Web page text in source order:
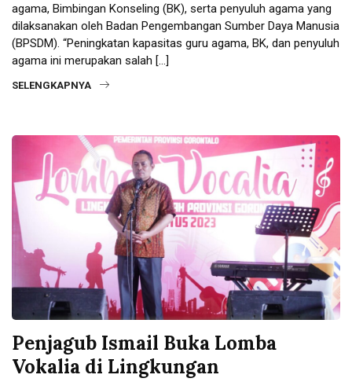
agama, Bimbingan Konseling (BK), serta penyuluh agama yang
dilaksanakan oleh Badan Pengembangan Sumber Daya Manusia
(BPSDM). “Peningkatan kapasitas guru agama, BK, dan penyuluh
agama ini merupakan salah […]
SELENGKAPNYA
Penjagub Ismail Buka Lomba
Vokalia di Lingkungan